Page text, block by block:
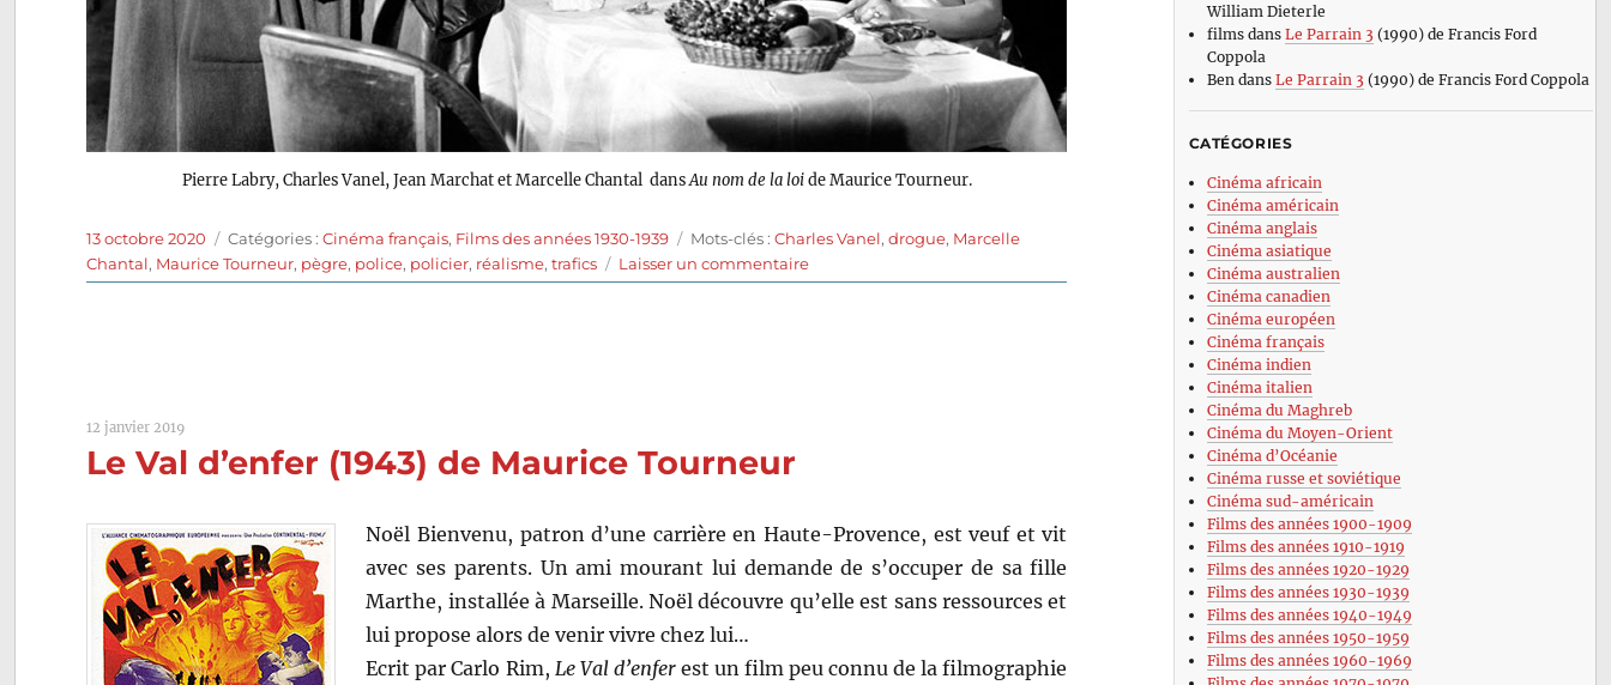
Pierre Labry, Charles Vanel, Jean Marchat et Marcelle Chantal dansAu nom de la loide Maurice Tourneur.
Publié
le
13 octobre 2020 Catégories
Catégories :Cinéma français, Films des années 1930-1939 Étiquettes
Mots-clés :Charles Vanel,drogue, Marcelle
Chantal, Maurice Tourneur, pègre, police, policier, réalisme,trafics Laisser un commentairesur
Au
12 janvier 2019
Le Val d’enfer (1943) de Maurice Tourneur
Noël Bienvenu, patron d’une carrière en Haute-Provence, est veuf et vit
avec ses parents. Un ami mourant lui demande de s’occuper de sa fille
Marthe, installée à Marseille. Noël découvre qu’elle est sans ressources et
lui propose alors de venir vivre chez lui…
Ecrit par Carlo Rim, Le Val d’enferest un film peu connu de la filmographie
William Dieterle
filmsdans Le Parrain 3 (1990) de Francis Ford
Coppola
Ben dans Le Parrain 3 (1990) de Francis Ford Coppola
CATÉGORIES
Cinéma africain
Cinéma américain
Cinéma anglais
Cinéma asiatique
Cinéma australien
Cinéma canadien
Cinéma européen
Cinéma français
Cinéma indien
Cinéma italien
Cinéma du Maghreb
Cinéma du Moyen-Orient
Cinéma d’Océanie
Cinéma russe et soviétique
Cinéma sud-américain
Films des années 1900-1909
Films des années 1910-1919
Films des années 1920-1929
Films des années 1930-1939
Films des années 1940-1949
Films des années 1950-1959
Films des années 1960-1969